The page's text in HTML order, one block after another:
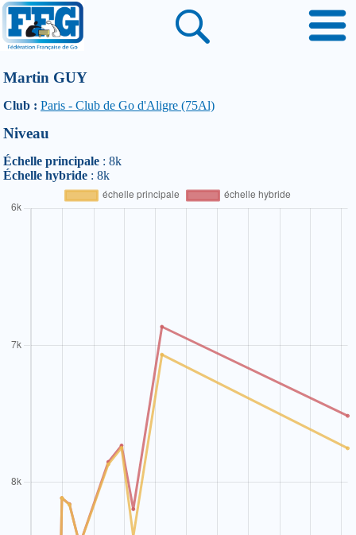
Martin GUY
Club : Paris - Club de Go d'Aligre (75Al)
Niveau
Échelle principale : 8k
Échelle hybride : 8k